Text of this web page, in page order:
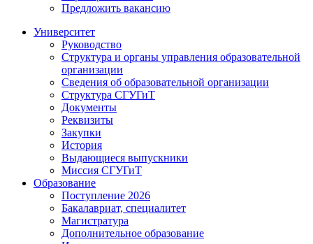
Предложить вакансию
Университет
Руководство
Структура и органы управления образовательной
организации
Сведения об образовательной организации
Структура СГУГиТ
Документы
Реквизиты
Закупки
История
Выдающиеся выпускники
Миссия СГУГиТ
Образование
Поступление 2026
Бакалавриат, специалитет
Магистратура
Дополнительное образование